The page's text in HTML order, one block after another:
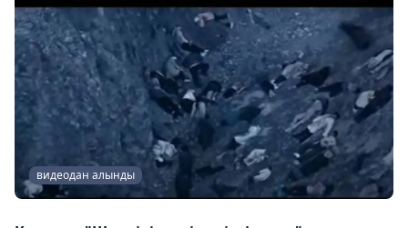
видеодан алынды